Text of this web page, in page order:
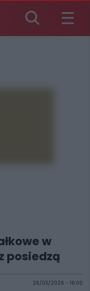
w
posiedzą
26/03/2026 - 16:00